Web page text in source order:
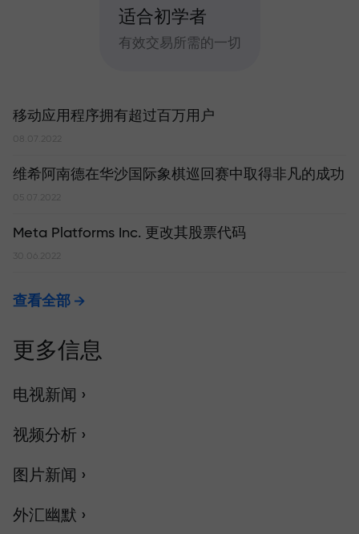
适合初学者
有效交易所需的一切
移动应用程序拥有超过百万用户
08.07.2022
维希阿南德在华沙国际象棋巡回赛中取得非凡的成功
Meta Platforms Inc. 更改其股票代码
30.06.2022
查看全部
更多信息
电视新闻 ›
视频分析 ›
图片新闻 ›
外汇幽默 ›